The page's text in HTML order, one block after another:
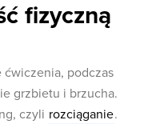
fizyczną
ćwiczenia, podczas
grzbietu i brzucha.
czyli rozciąganie.